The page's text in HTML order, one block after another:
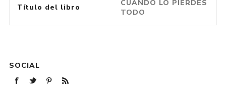
Título del libro
CUANDO LO PIERDES
TODO
SOCIAL